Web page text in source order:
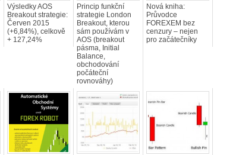
Výsledky AOS
Breakout strategie:
Červen 2015
(+6,84%), celkově
+ 127,24%
Princip funkční
strategie London
Breakout, kterou
sám používám v
AOS (breakout
pásma, Initial
Balance,
obchodování
počáteční
rovnováhy)
Nová kniha:
Průvodce
FOREXEM bez
cenzury – nejen
pro začátečníky